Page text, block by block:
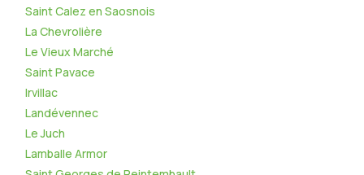
Saint Calez en Saosnois
La Chevrolière
Le Vieux Marché
Saint Pavace
Irvillac
Landévennec
Le Juch
Lamballe Armor